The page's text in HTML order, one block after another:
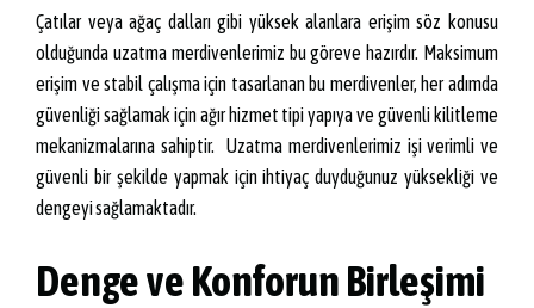
Çatılar veya ağaç dalları gibi yüksek alanlara erişim söz konusu
olduğunda uzatma merdivenlerimiz bu göreve hazırdır. Maksimum
erişim ve stabil çalışma için tasarlanan bu merdivenler, her adımda
güvenliği sağlamak için ağır hizmet tipi yapıya ve güvenli kilitleme
mekanizmalarına sahiptir. Uzatma merdivenlerimiz işi verimli ve
güvenli bir şekilde yapmak için ihtiyaç duyduğunuz yüksekliği ve
dengeyi sağlamaktadır.
Denge ve Konforun Birleşimi